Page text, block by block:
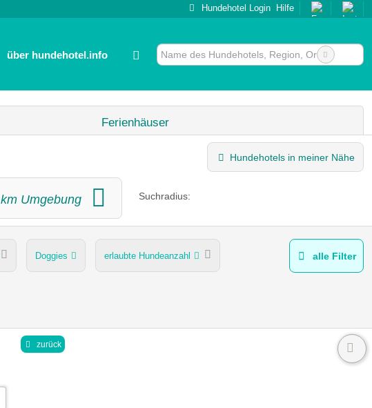
Hundehotel Login Hilfe
über hundehotel.info
Ferienhäuser
Hundehotels in meiner Nähe
km Umgebung Suchradius:
Doggies erlaubte Hundeanzahl alle Filter
zurück